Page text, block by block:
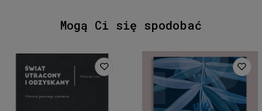
Mogą Ci się spodobać